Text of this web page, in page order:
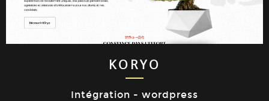
KORYO
Intégration - wordpress